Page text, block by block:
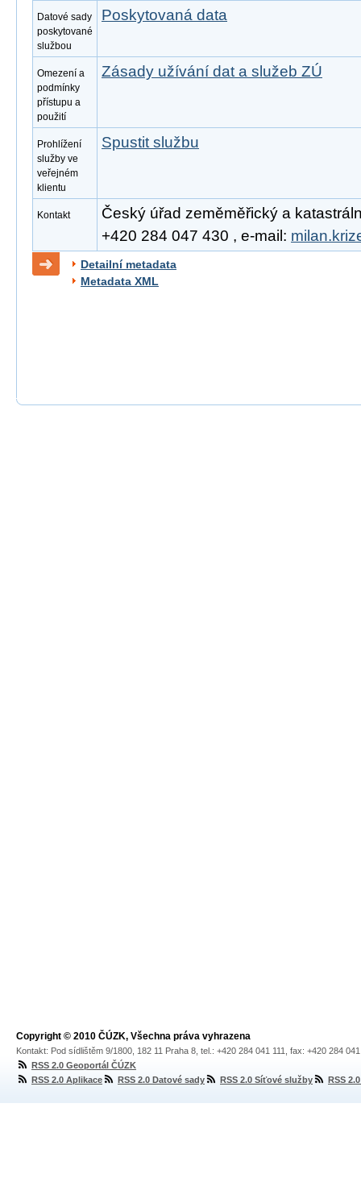
Datové sady
poskytované
službou
Poskytovaná data
Omezení a
podmínky
přístupu a
použití
Zásady užívání dat a služeb ZÚ
Prohlížení
služby ve
veřejném
klientu
Spustit službu
Kontakt
Český úřad zeměměřický a
+420 284 047 430 , e-mail:
Detailní metadata
Metadata XML
Copyright © 2010 ČÚZK, Všechna práva vyhrazena
Kontakt: Pod sídlištěm 9/1800, 182 11 Praha 8, tel.: +420 284 041 111, fax: +420 284
RSS 2.0 Geoportál ČÚZK
RSS 2.0 Aplikace
RSS 2.0 Datové sady RSS 2.0 Síťové služby RSS